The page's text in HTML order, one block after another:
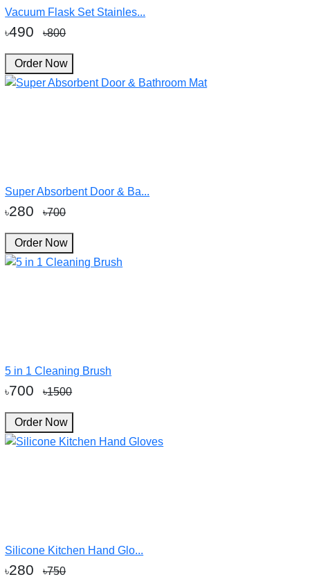
Vacuum Flask Set Stainles...
৳490 ৳800
Order Now
Super Absorbent Door & Ba...
৳280 ৳700
Order Now
5 in 1 Cleaning Brush
৳700 ৳1500
Order Now
Silicone Kitchen Hand Glo...
৳280 ৳750